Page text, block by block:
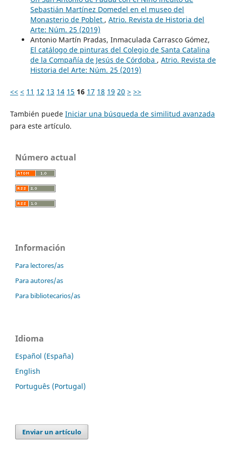
Sebastián Martínez Domedel en el museo del
Monasterio de Poblet , Atrio. Revista de Historia del
Arte: Núm. 25 (2019)
Antonio Martín Pradas, Inmaculada Carrasco Gómez,
El catálogo de pinturas del Colegio de Santa Catalina
de la Compañía de Jesús de Córdoba , Atrio. Revista de
Historia del Arte: Núm. 25 (2019)
<< < 11 12 13 14 15 16 17 18 19 20 > >>
También puede Iniciar una búsqueda de similitud avanzada
para este artículo.
Número actual
Información
Para lectores/as
Para autores/as
Para bibliotecarios/as
Idioma
Español (España)
English
Português (Portugal)
Enviar un artículo